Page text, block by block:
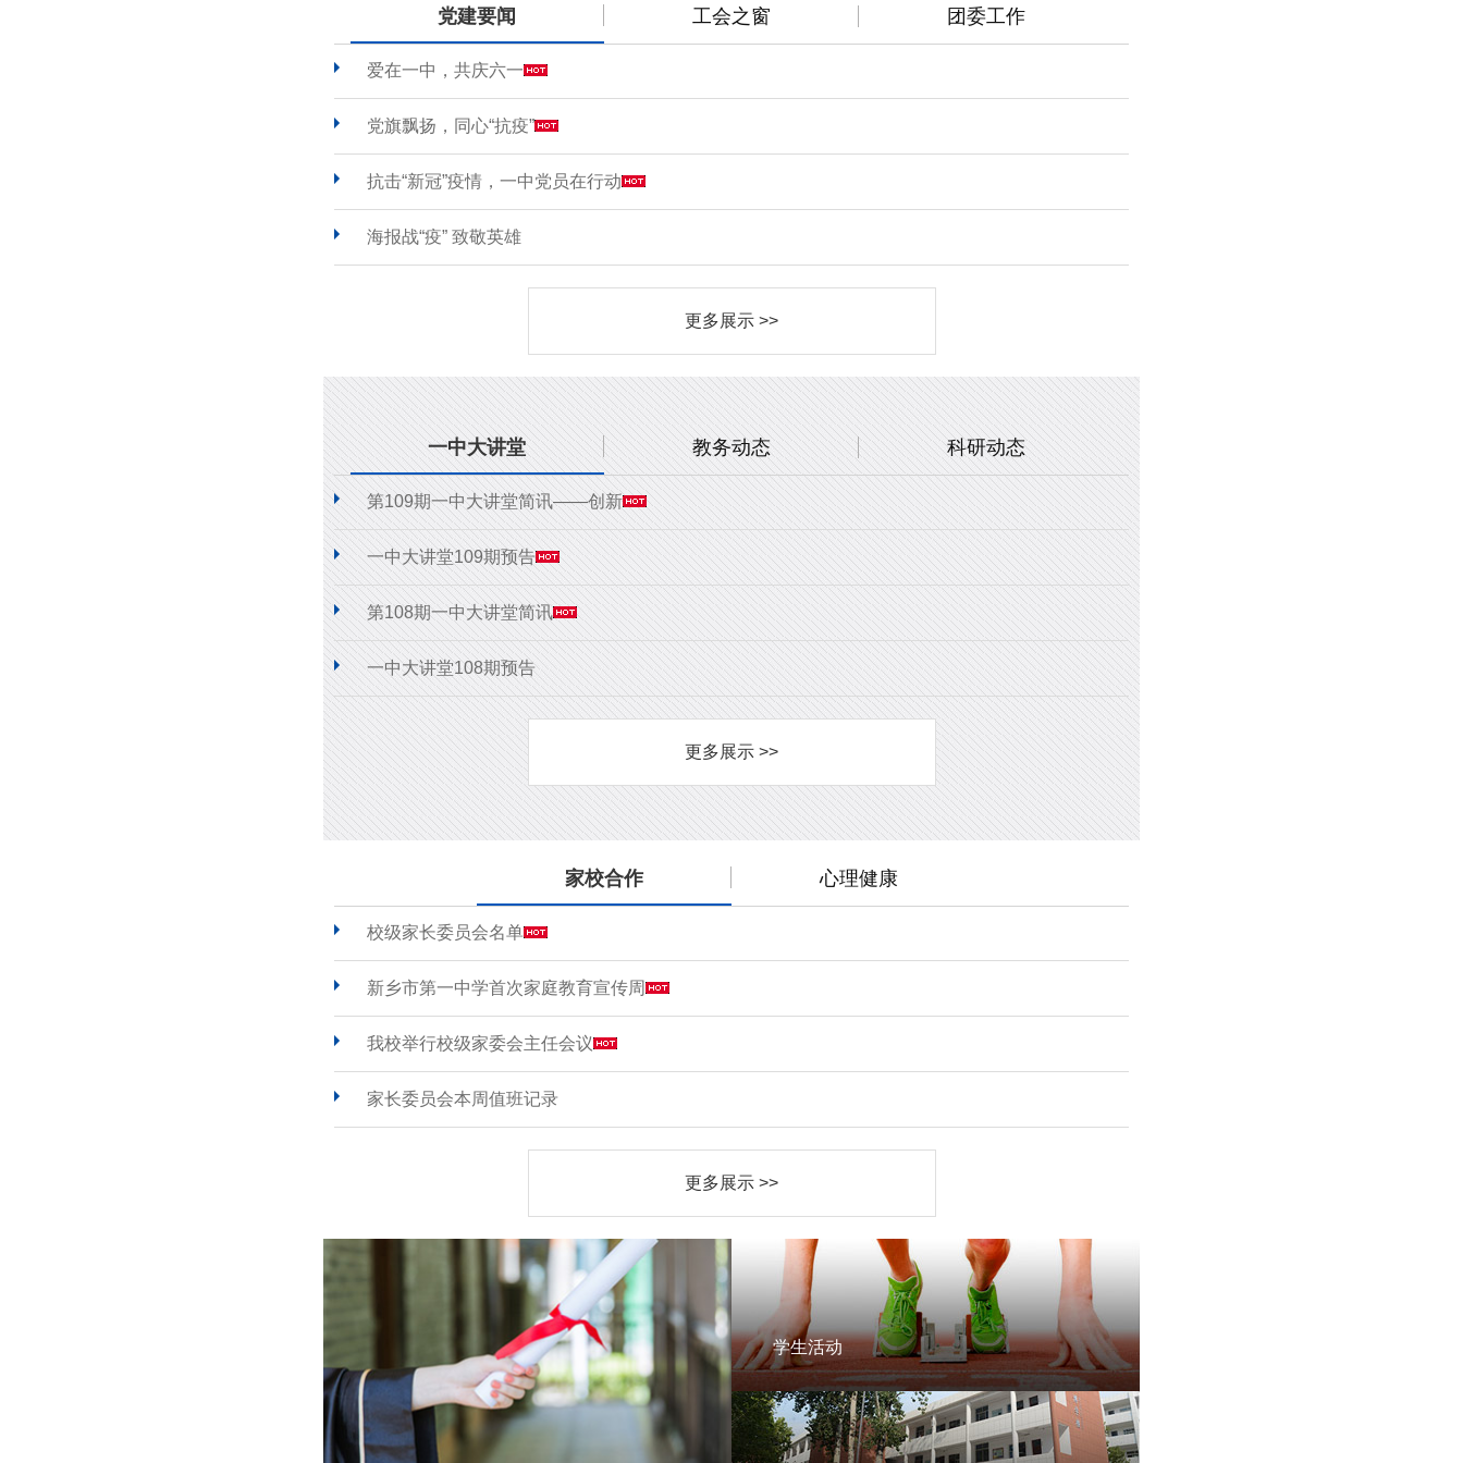
党建要闻 工会之窗 团委工作
爱在一中，共庆六一
党旗飘扬，同心“抗疫”
抗击“新冠”疫情，一中党员在行动
海报战“疫” 致敬英雄
更多展示 >>
一中大讲堂 教务动态 科研动态
第109期一中大讲堂简讯——创新
一中大讲堂109期预告
第108期一中大讲堂简讯
一中大讲堂108期预告
更多展示 >>
家校合作 心理健康
校级家长委员会名单
新乡市第一中学首次家庭教育宣传周
我校举行校级家委会主任会议
家长委员会本周值班记录
更多展示 >>
学生活动
学生活动